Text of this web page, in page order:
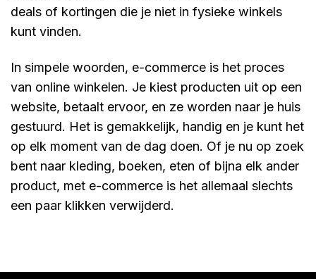
deals of kortingen die je niet in fysieke winkels
kunt vinden.
In simpele woorden, e-commerce is het proces
van online winkelen. Je kiest producten uit op een
website, betaalt ervoor, en ze worden naar je huis
gestuurd. Het is gemakkelijk, handig en je kunt het
op elk moment van de dag doen. Of je nu op zoek
bent naar kleding, boeken, eten of bijna elk ander
product, met e-commerce is het allemaal slechts
een paar klikken verwijderd.